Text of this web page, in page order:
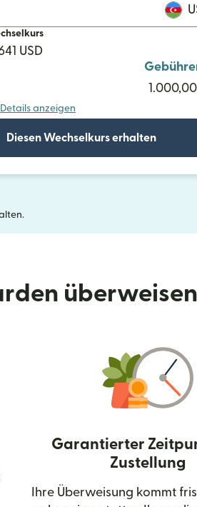
USD
Details anzeigen
Diesen Wechselkurs erhalten
überweisen
neuen Fenster geöffnet)
Garantierter
Zustellung
Ihre Überweisung kommt